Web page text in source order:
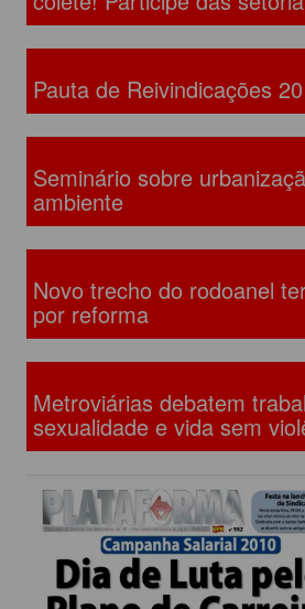
Pauta de Reivindicações
Seminário sobre
ambiente
Novo trecho do rodoanel
por reforma
Metroviárias debatem
sexualidade e vida sem